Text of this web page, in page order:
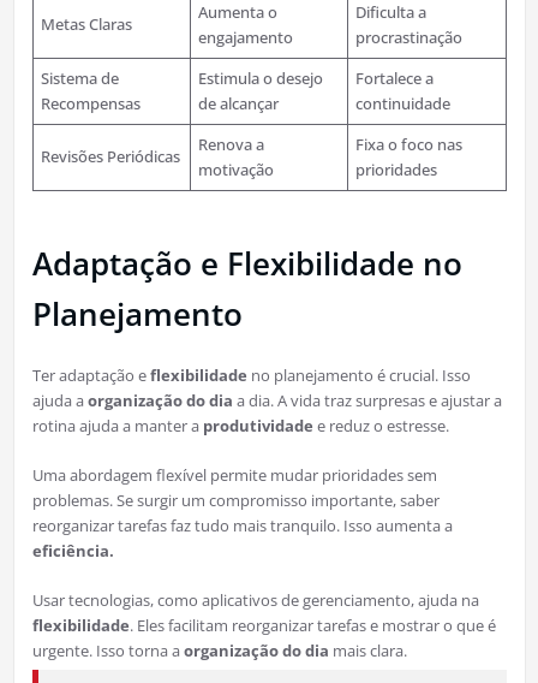
Metas Claras
Aumenta o
engajamento
Dificulta a
procrastinação
Sistema de
Recompensas
Estimula o desejo
de alcançar
Fortalece a
continuidade
Revisões Periódicas
Renova a
motivação
Fixa o foco nas
prioridades
Adaptação e Flexibilidade no
Planejamento
Ter adaptação eflexibilidade no planejamento é crucial. Isso
ajuda aorganização do dia a dia. A vida traz surpresas e ajustar a
rotina ajuda a manter a produtividade e reduz o estresse.
Uma abordagem flexível permite mudar prioridades sem
problemas. Se surgir um compromisso importante, saber
reorganizar tarefas faz tudo mais tranquilo. Isso aumenta a
eficiência.
Usar tecnologias, como aplicativos de gerenciamento, ajuda na
flexibilidade. Eles facilitam reorganizar tarefas e mostrar o que é
urgente. Isso torna aorganização do dia mais clara.